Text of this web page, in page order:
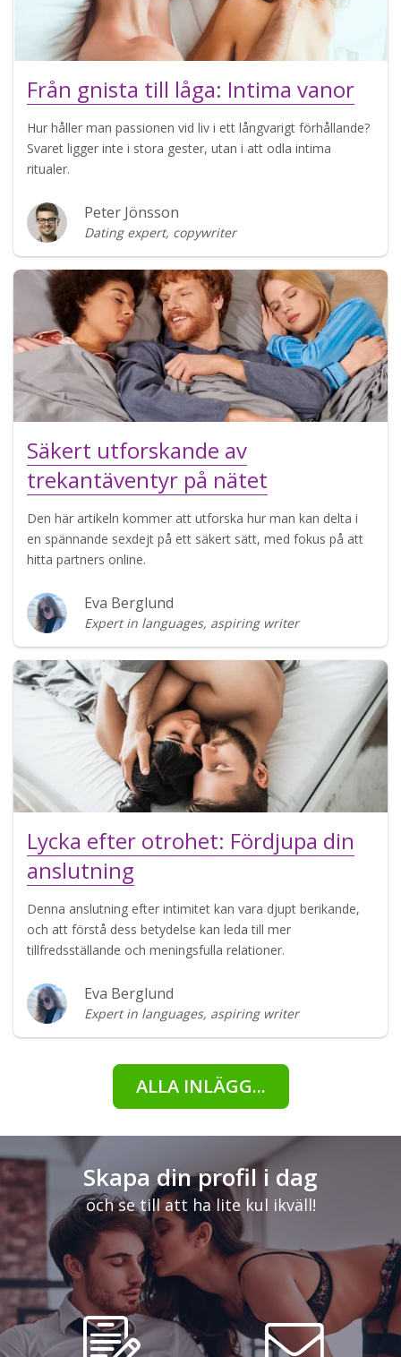
Från gnista till låga: Intima vanor
Hur håller man passionen vid liv i ett långvarigt förhållande?
Svaret ligger inte i stora gester, utan i att odla intima
ritualer.
Peter Jönsson
Dating expert, copywriter
Säkert utforskande av
trekantäventyr på nätet
Den här artikeln kommer att utforska hur man kan delta i
en spännande sexdejt på ett säkert sätt, med fokus på att
hitta partners online.
Eva Berglund
Expert in languages, aspiring writer
Lycka efter otrohet: Fördjupa din
anslutning
Denna anslutning efter intimitet kan vara djupt berikande,
och att förstå dess betydelse kan leda till mer
tillfredsställande och meningsfulla relationer.
Eva Berglund
Expert in languages, aspiring writer
ALLA INLÄGG...
Skapa din profil i dag
och se till att ha lite kul ikväll!